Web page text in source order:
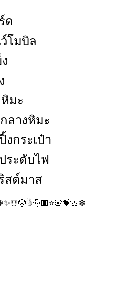
ด
โมบิล
มะ
ลางหิมะ
กระเป๋า
ระดับไฟ
สต์มาส